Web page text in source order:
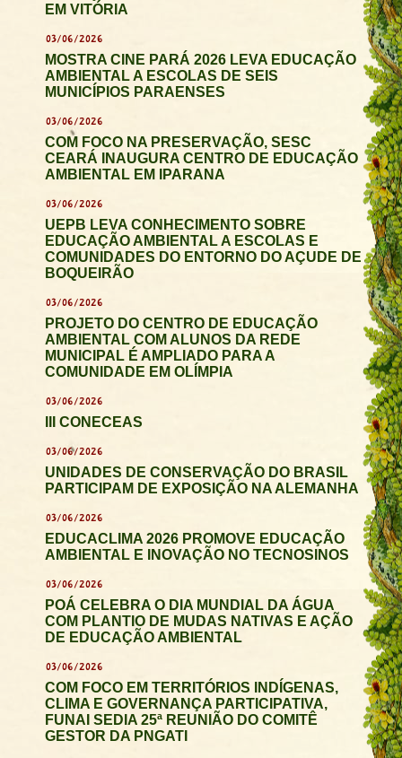
EM VITÓRIA
03/06/2026
MOSTRA CINE PARÁ 2026 LEVA EDUCAÇÃO
AMBIENTAL A ESCOLAS DE SEIS
MUNICÍPIOS PARAENSES
03/06/2026
COM FOCO NA PRESERVAÇÃO, SESC
CEARÁ INAUGURA CENTRO DE EDUCAÇÃO
AMBIENTAL EM IPARANA
03/06/2026
UEPB LEVA CONHECIMENTO SOBRE
EDUCAÇÃO AMBIENTAL A ESCOLAS E
COMUNIDADES DO ENTORNO DO AÇUDE DE
BOQUEIRÃO
03/06/2026
PROJETO DO CENTRO DE EDUCAÇÃO
AMBIENTAL COM ALUNOS DA REDE
MUNICIPAL É AMPLIADO PARA A
COMUNIDADE EM OLÍMPIA
03/06/2026
III CONECEAS
03/06/2026
UNIDADES DE CONSERVAÇÃO DO BRASIL
PARTICIPAM DE EXPOSIÇÃO NA ALEMANHA
03/06/2026
EDUCACLIMA 2026 PROMOVE EDUCAÇÃO
AMBIENTAL E INOVAÇÃO NO TECNOSINOS
03/06/2026
POÁ CELEBRA O DIA MUNDIAL DA ÁGUA
COM PLANTIO DE MUDAS NATIVAS E AÇÃO
DE EDUCAÇÃO AMBIENTAL
03/06/2026
COM FOCO EM TERRITÓRIOS INDÍGENAS,
CLIMA E GOVERNANÇA PARTICIPATIVA,
FUNAI SEDIA 25ª REUNIÃO DO COMITÊ
GESTOR DA PNGATI